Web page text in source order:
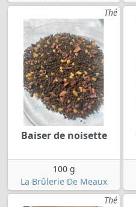
Thé
Baiser de noisette
100 g
La Brûlerie De Meaux
Thé